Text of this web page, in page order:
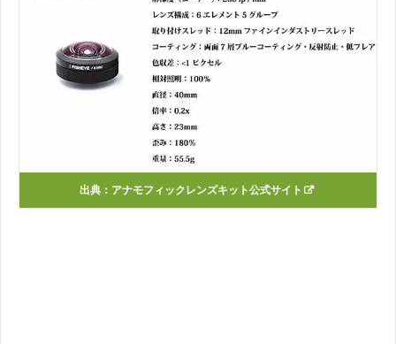
出典：アナモフィックレンズキット公式サイト